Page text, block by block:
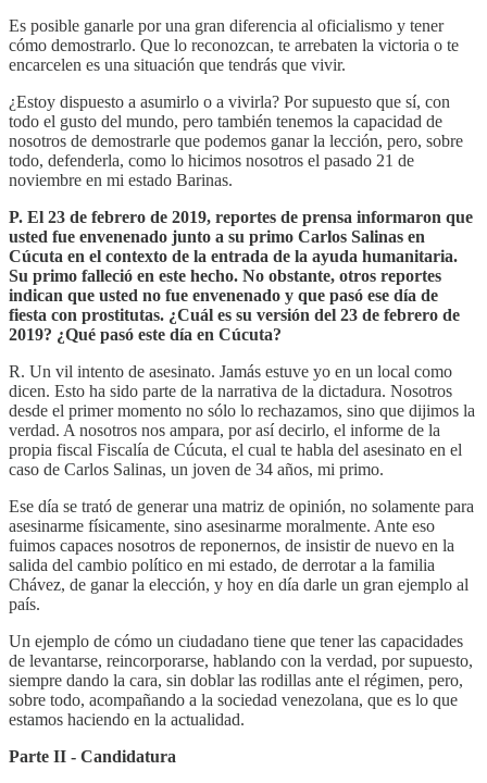
Es posible ganarle por una gran diferencia al oficialismo y tener
cómo demostrarlo. Que lo reconozcan, te arrebaten la victoria o te
encarcelen es una situación que tendrás que vivir.
¿Estoy dispuesto a asumirlo o a vivirla? Por supuesto que sí, con
todo el gusto del mundo, pero también tenemos la capacidad de
nosotros de demostrarle que podemos ganar la lección, pero, sobre
todo, defenderla, como lo hicimos nosotros el pasado 21 de
noviembre en mi estado Barinas.
P. El 23 de febrero de 2019, reportes de prensa informaron que
usted fue envenenado junto a su primo Carlos Salinas en
Cúcuta en el contexto de la entrada de la ayuda humanitaria.
Su primo falleció en este hecho. No obstante, otros reportes
indican que usted no fue envenenado y que pasó ese día de
fiesta con prostitutas. ¿Cuál es su versión del 23 de febrero de
2019? ¿Qué pasó este día en Cúcuta?
R. Un vil intento de asesinato. Jamás estuve yo en un local como
dicen. Esto ha sido parte de la narrativa de la dictadura. Nosotros
desde el primer momento no sólo lo rechazamos, sino que dijimos la
verdad. A nosotros nos ampara, por así decirlo, el informe de la
propia fiscal Fiscalía de Cúcuta, el cual te habla del asesinato en el
caso de Carlos Salinas, un joven de 34 años, mi primo.
Ese día se trató de generar una matriz de opinión, no solamente para
asesinarme físicamente, sino asesinarme moralmente. Ante eso
fuimos capaces nosotros de reponernos, de insistir de nuevo en la
salida del cambio político en mi estado, de derrotar a la familia
Chávez, de ganar la elección, y hoy en día darle un gran ejemplo al
país.
Un ejemplo de cómo un ciudadano tiene que tener las capacidades
de levantarse, reincorporarse, hablando con la verdad, por supuesto,
siempre dando la cara, sin doblar las rodillas ante el régimen, pero,
sobre todo, acompañando a la sociedad venezolana, que es lo que
estamos haciendo en la actualidad.
Parte II - Candidatura